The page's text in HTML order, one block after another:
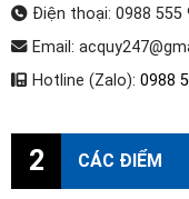
Điện thoại: 0988 555
Email:
Hotline (Zalo): 0988
2 CÁC ĐIỂM